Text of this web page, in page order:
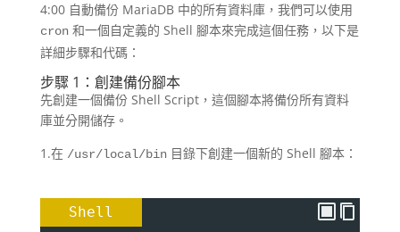
4:00 自動備份 MariaDB 中的所有資料庫，我們可以使用
cron和一個自定義的 Shell 腳本來完成這個任務，以下是
詳細步驟和代碼：
步驟 1：創建備份腳本
先創建一個備份 Shell Script，這個腳本將備份所有資料
庫並分開儲存。
1.在 /usr/local/bin目錄下創建一個新的 Shell 腳本：
Shell